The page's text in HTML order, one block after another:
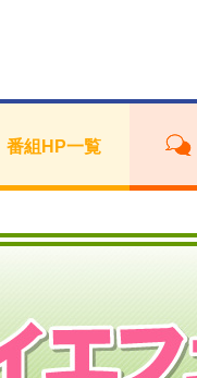
番組HP一覧